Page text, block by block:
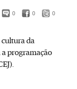
0 0 0
da
a programação